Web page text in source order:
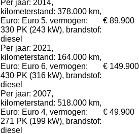
Per jaar: 2014,
kilometerstand: 378.000 km,
Euro: Euro 5, vermogen:
330 PK (243 kW), brandstof:
diesel
€ 89.900
Per jaar: 2021,
kilometerstand: 164.000 km,
Euro: Euro 6, vermogen:
430 PK (316 kW), brandstof:
diesel
€ 149.900
Per jaar: 2007,
kilometerstand: 518.000 km,
Euro: Euro 4, vermogen:
271 PK (199 kW), brandstof:
diesel
€ 49.900